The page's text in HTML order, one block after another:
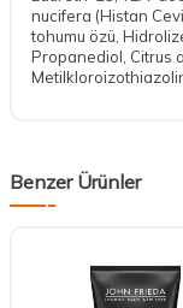
nucifera (Histan
tohumu özü,
Propanediol, Citrus
Benzer Ürünler